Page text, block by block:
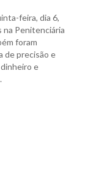
feira, dia 6,
Penitenciária
foram
de precisão e
e